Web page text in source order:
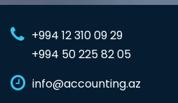
+994 12 310 09 29
+994 50 225 82 05
info@accounting.az